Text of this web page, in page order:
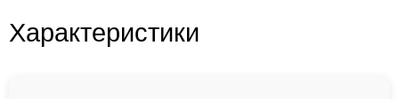
Характеристики